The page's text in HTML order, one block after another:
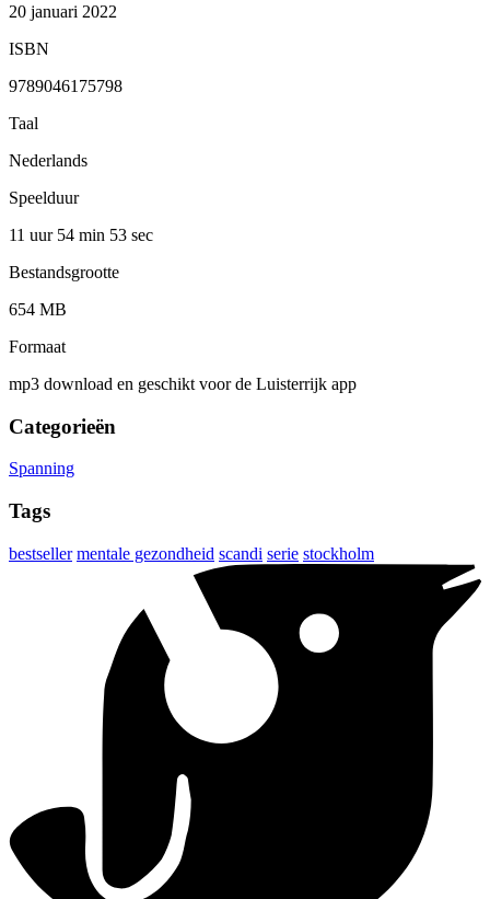
20 januari 2022
ISBN
9789046175798
Taal
Nederlands
Speelduur
11 uur 54 min 53 sec
Bestandsgrootte
654 MB
Formaat
mp3 download en geschikt voor de Luisterrijk app
Categorieën
Spanning
Tags
bestseller mentale gezondheid scandi serie stockholm